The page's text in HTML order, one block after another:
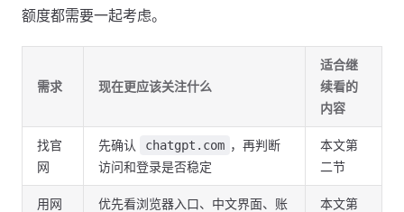
额度都需要一起考虑。
需求 现在更应该关注什么
适合继
续看的
内容
找官
网
先确认 chatgpt.com ，再判断
访问和登录是否稳定
本文第
二节
用网
优先看浏览器入口、中文界面、账
本文第